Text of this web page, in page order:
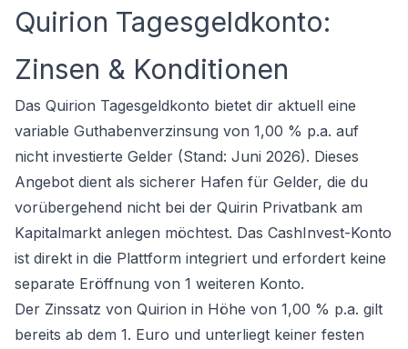
Quirion Tagesgeldkonto:
Zinsen & Konditionen
Das Quirion Tagesgeldkonto bietet dir aktuell eine
variable Guthabenverzinsung von 1,00 % p.a. auf
nicht investierte Gelder (Stand: Juni 2026). Dieses
Angebot dient als sicherer Hafen für Gelder, die du
vorübergehend nicht bei der Quirin Privatbank am
Kapitalmarkt anlegen möchtest. Das CashInvest-Konto
ist direkt in die Plattform integriert und erfordert keine
separate Eröffnung von 1 weiteren Konto.
Der Zinssatz von Quirion in Höhe von 1,00 % p.a. gilt
bereits ab dem 1. Euro und unterliegt keiner festen